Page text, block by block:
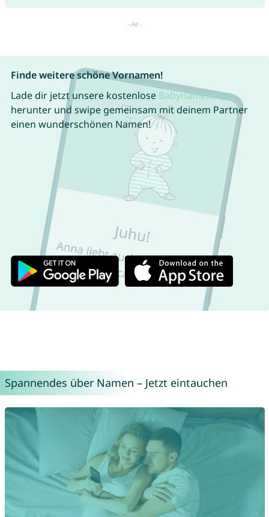
Finde weitere schöne Vornamen!
Lade dir jetzt unsere kostenlose Babynamen App
herunter und swipe gemeinsam mit deinem Partner
einen wunderschönen Namen!
Spannendes über Namen – Jetzt eintauchen